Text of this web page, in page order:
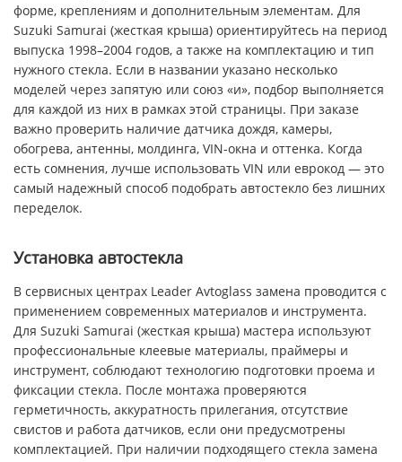
форме, креплениям и дополнительным элементам. Для
Suzuki Samurai (жесткая крыша) ориентируйтесь на период
выпуска 1998–2004 годов, а также на комплектацию и тип
нужного стекла. Если в названии указано несколько
моделей через запятую или союз «и», подбор выполняется
для каждой из них в рамках этой страницы. При заказе
важно проверить наличие датчика дождя, камеры,
обогрева, антенны, молдинга, VIN-окна и оттенка. Когда
есть сомнения, лучше использовать VIN или еврокод — это
самый надежный способ подобрать автостекло без лишних
переделок.
Установка автостекла
В сервисных центрах Leader Avtoglass замена проводится с
применением современных материалов и инструмента.
Для Suzuki Samurai (жесткая крыша) мастера используют
профессиональные клеевые материалы, праймеры и
инструмент, соблюдают технологию подготовки проема и
фиксации стекла. После монтажа проверяются
герметичность, аккуратность прилегания, отсутствие
свистов и работа датчиков, если они предусмотрены
комплектацией. При наличии подходящего стекла замена